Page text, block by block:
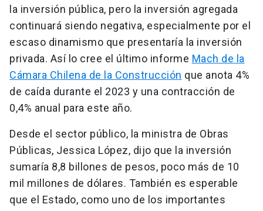
la inversión pública, pero la inversión agregada
continuará siendo negativa, especialmente por el
escaso dinamismo que presentaría la inversión
privada. Así lo cree el último informe Mach de la
Cámara Chilena de la Construcción que anota 4%
de caída durante el 2023 y una contracción de
0,4% anual para este año.
Desde el sector público, la ministra de Obras
Públicas, Jessica López, dijo que la inversión
sumaría 8,8 billones de pesos, poco más de 10
mil millones de dólares. También es esperable
que el Estado, como uno de los importantes